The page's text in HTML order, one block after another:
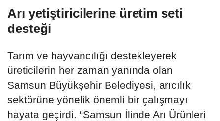
Arı yetiştiricilerine üretim seti
desteği
Tarım ve hayvancılığı destekleyerek
üreticilerin her zaman yanında olan
Samsun Büyükşehir Belediyesi, arıcılık
sektörüne yönelik önemli bir çalışmayı
hayata geçirdi. “Samsun İlinde Arı Ürünleri